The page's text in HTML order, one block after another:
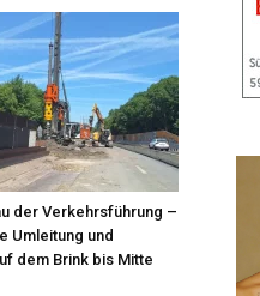
der Verkehrsführung –
Umleitung und
dem Brink bis Mitte